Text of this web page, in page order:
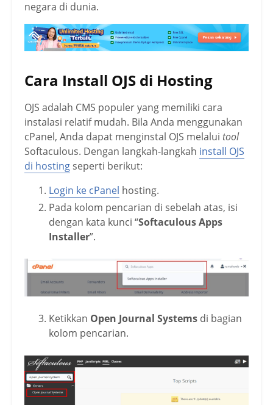
negara di dunia.
Cara Install OJS di Hosting
OJS adalah CMS populer yang memiliki cara
instalasi relatif mudah. Bila Anda menggunakan
cPanel, Anda dapat menginstal OJS melalui tool
Softaculous. Dengan langkah-langkah install OJS
di hosting seperti berikut:
Login ke cPanel hosting.
Pada kolom pencarian di sebelah atas, isi
dengan kata kunci “Softaculous Apps
Installer”.
Ketikkan Open Journal Systems di bagian
kolom pencarian.